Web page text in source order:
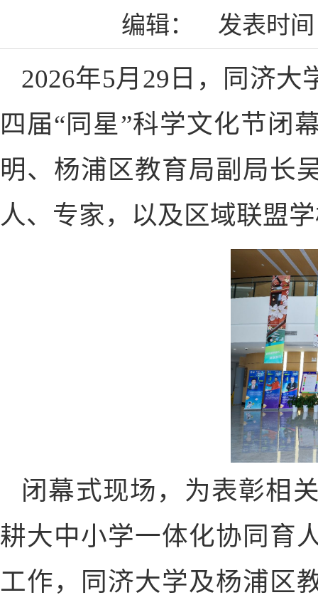
编辑： 发表时
2026年5月29日，同济
四届“同星”科学文化节闭
明、杨浦区教育局副局长
人、专家，以及区域联盟
闭幕式现场，为表彰相
耕大中小学一体化协同育
工作，同济大学及杨浦区